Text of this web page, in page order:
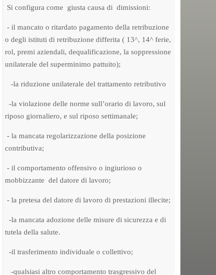
Si configura come giusta causa di dimissioni:
- il mancato o ritardato pagamento della retribuzione
o degli istituti di retribuzione differita ( 13^, 14^ ferie,
rol, premi aziendali, dequalificazione, la soppressione
unilaterale del superminimo pattuito);
-la riduzione unilaterale del trattamento retributivo
-la violazione delle norme sull’orario di lavoro, sul
riposo giornaliero, e sul riposo settimanale;
- la mancata regolarizzazione della posizione
contributiva;
- il comportamento offensivo o ingiurioso o
mobbizzante del datore di lavoro;
- la pretesa del datore di lavoro di prestazioni illecite;
-la mancata adozione delle misure di sicurezza e di
tutela della salute.
-il trasferimento individuale o collettivo;
-qualsiasi altro comportamento trasgressivo del